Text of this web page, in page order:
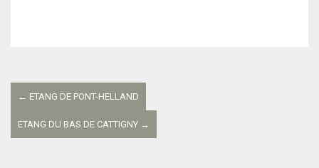
entre
les
← ETANG DE PONT-HELLAND
ETANG DU BAS DE CATTIGNY →